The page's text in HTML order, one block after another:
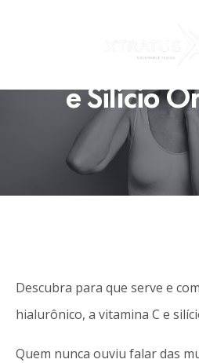
Hialurônico,
e Silício
Descubra para que serve e
hialurônico, a vitamina C e
Quem nunca ouviu falar das